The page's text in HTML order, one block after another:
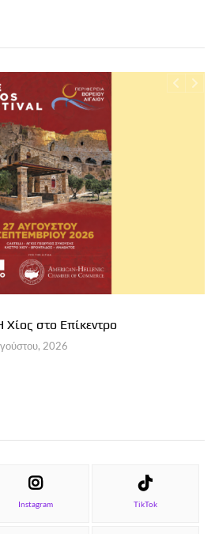
Ημέρα Τουρισμού 2026
Instagram TikTok